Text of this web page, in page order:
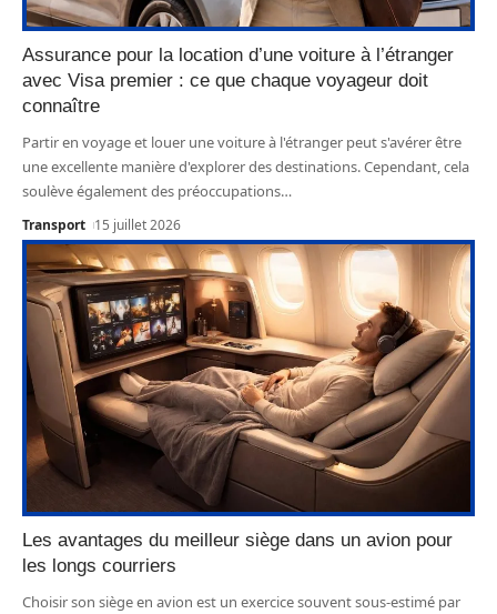
Assurance pour la location d’une voiture à l’étranger
avec Visa premier : ce que chaque voyageur doit
connaître
Partir en voyage et louer une voiture à l'étranger peut s'avérer être
une excellente manière d'explorer des destinations. Cependant, cela
soulève également des préoccupations…
Transport 15 juillet 2026
Les avantages du meilleur siège dans un avion pour
les longs courriers
Choisir son siège en avion est un exercice souvent sous-estimé par